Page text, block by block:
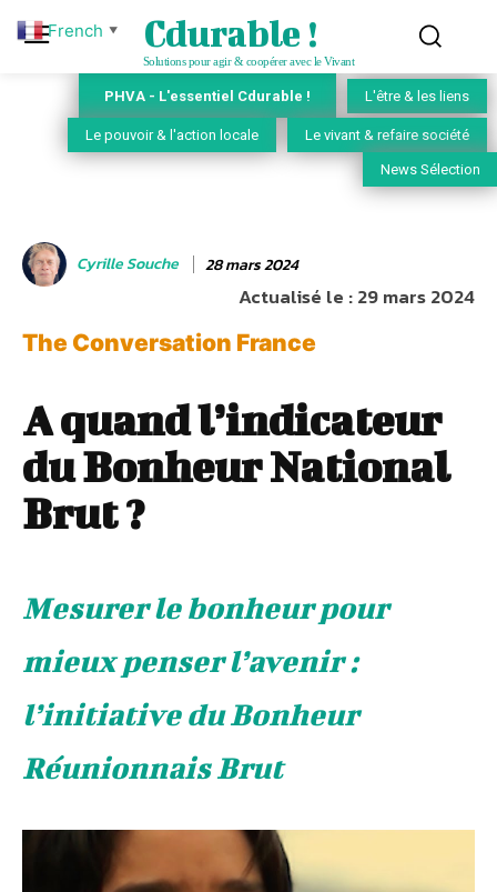
Cdurable !
Solutions pour agir & coopérer avec le Vivant
PHVA - L'essentiel Cdurable ! L'être & les liens
Le pouvoir & l'action locale Le vivant & refaire société
News Sélection
Cyrille Souche 28 mars 2024
Actualisé le :29 mars 2024
The Conversation France
A quand l’indicateur
du Bonheur National
Brut ?
Mesurer le bonheur pour
mieux penser l’avenir :
l’initiative du Bonheur
Réunionnais Brut
French ▼